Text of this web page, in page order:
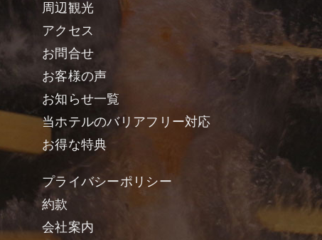
周辺観光
アクセス
お問合せ
お客様の声
お知らせ一覧
当ホテルのバリアフリー対応
お得な特典
プライバシーポリシー
約款
会社案内